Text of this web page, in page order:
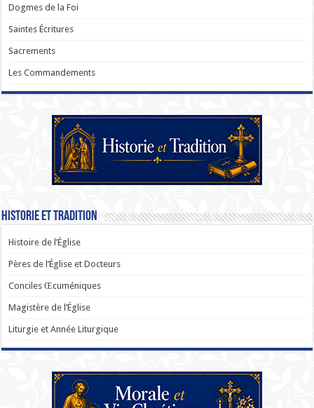
Dogmes de la Foi
Saintes Écritures
Sacrements
Les Commandements
Historie et Tradition
Histoire de l’Église
Pères de l’Église et Docteurs
Conciles Œcuméniques
Magistère de l’Église
Liturgie et Année Liturgique